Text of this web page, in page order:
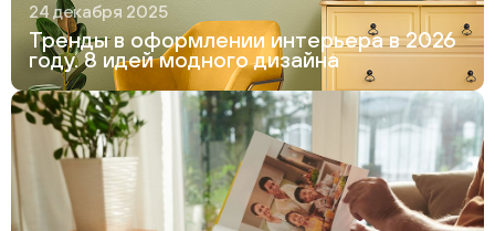
24 декабря 2025
Тренды в оформлении интерьера в 2026
году. 8 идей модного дизайна